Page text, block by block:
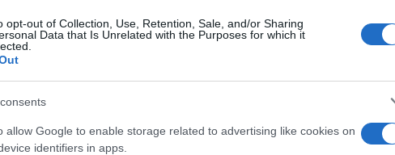
opt-out of Collection, Use, Retention, Sale, and/or Sharing
Data that Is Unrelated with the Purposes for which it
allow Google to enable storage related to advertising like cookies on
identifiers in apps.
o Gigi (Luigi Proietti) per bambino o
scelte “classiche”, ma non scontate.
ci si può affidare a Philippe (Daverio), Kobe